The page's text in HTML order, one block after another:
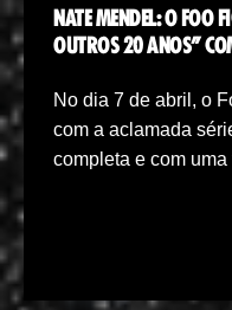
NATE MENDEL: O FOO
OUTROS 20 ANOS”
No dia 7 de abril, o
com a aclamada
completa e com